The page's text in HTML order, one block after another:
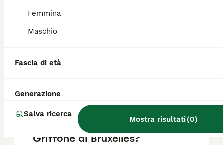
Femmina
Maschio
Fascia di età
Generazione
Salva ricerca
Mostra risultati(0)
Qual è la taglia del Griffon
Bleu de Gascogne?
Bleu de Gascogne?
Quali sono i difetti del
Griffone di Bruxelles?